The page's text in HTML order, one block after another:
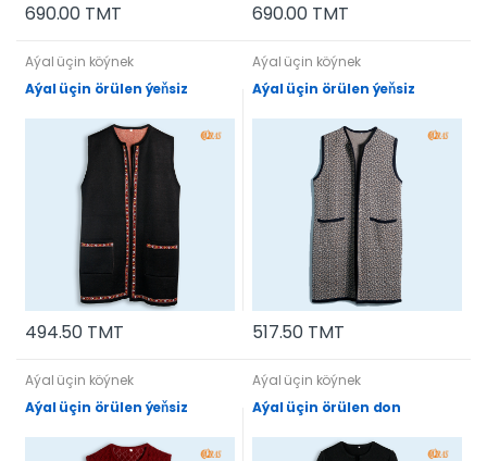
690.00 TMT 690.00 TMT
Aýal üçin köýnek
Aýal üçin örülen ýeňsiz
494.50 TMT
Aýal üçin köýnek
Aýal üçin örülen ýeňsiz
517.50 TMT
Aýal üçin köýnek
Aýal üçin örülen ýeňsiz
Aýal üçin köýnek
Aýal üçin örülen don